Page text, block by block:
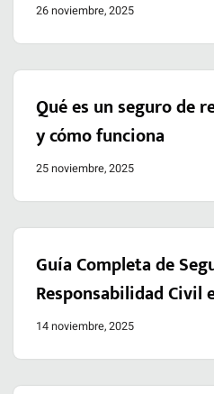
26 noviembre, 2025
Qué es un seguro de
y cómo funciona
25 noviembre, 2025
Guía Completa de
Responsabilidad Civil
14 noviembre, 2025